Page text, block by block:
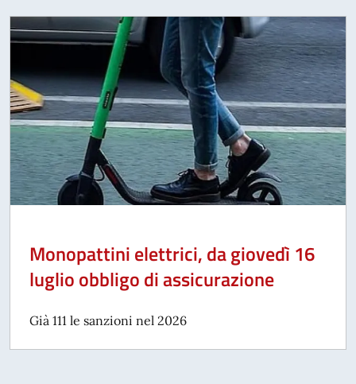
Monopattini elettrici, da giovedì 16
luglio obbligo di assicurazione
Già 111 le sanzioni nel 2026